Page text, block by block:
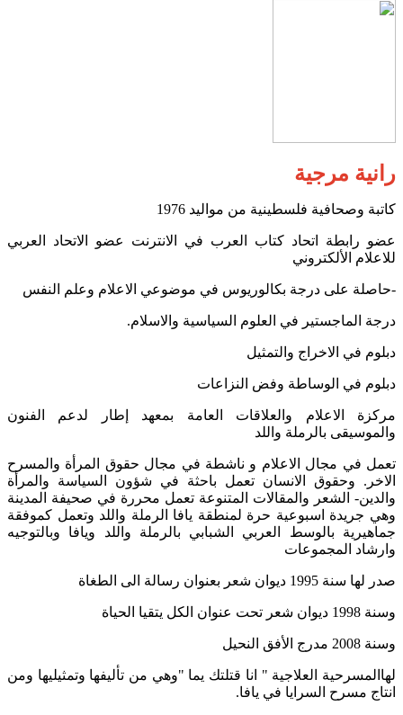
رانية مرجية
كاتبة وصحافية فلسطينية من مواليد 1976
عضو رابطة اتحاد كتاب العرب في الانترنت عضو الاتحاد العربي
للاعلام الألكتروني
-حاصلة على درجة بكالوريوس في موضوعي الاعلام وعلم النفس
درجة الماجستير في العلوم السياسية والاسلام.
دبلوم في الاخراج والتمثيل
دبلوم في الوساطة وفض النزاعات
مركزة الاعلام والعلاقات العامة بمعهد إطار لدعم الفنون
والموسيقى بالرملة واللد
تعمل في مجال الاعلام و ناشطة في مجال حقوق المرأة والمسرح
الاخر. وحقوق الانسان تعمل باحثة في شؤون السياسة والمرأة
والدين- الشعر والمقالات المتنوعة تعمل محررة في صحيفة المدينة
وهي جريدة اسبوعية حرة لمنطقة يافا الرملة واللد وتعمل كموفقة
جماهيرية بالوسط العربي الشبابي بالرملة واللد ويافا وبالتوجيه
وارشاد المجموعات
صدر لها سنة 1995 ديوان شعر بعنوان رسالة الى الطغاة
وسنة 1998 ديوان شعر تحت عنوان الكل يتقيا الحياة
وسنة 2008 مدرج الأفق النحيل
لهاالمسرحية العلاجية " انا قتلتك يما "وهي من تأليفها وتمثيليها ومن
انتاج مسرح السرايا في يافا.